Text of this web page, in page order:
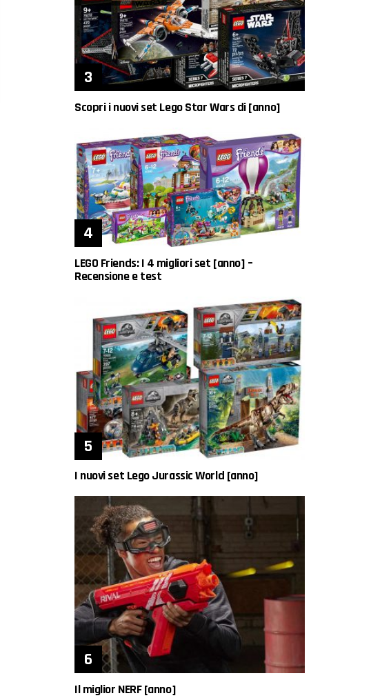
Scopri i nuovi set Lego Star Wars di [anno]
LEGO Friends: I 4 migliori set [anno] –
Recensione e test
I nuovi set Lego Jurassic World [anno]
Il miglior NERF [anno]